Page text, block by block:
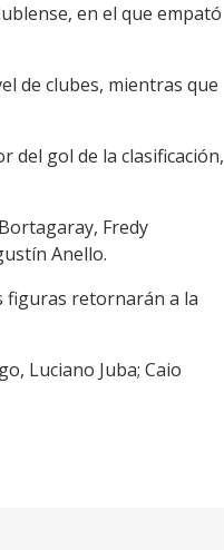
en el que empató
de clubes, mientras que
del gol de la clasificación,
Fredy
Anello.
figuras retornarán a la
Luciano Juba; Caio